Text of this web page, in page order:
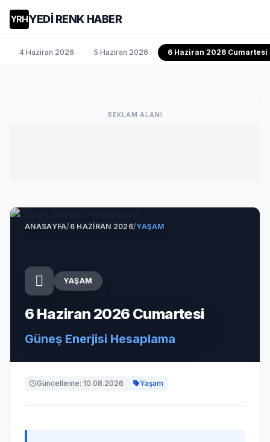
YRHYEDİ RENK HABER
4 Haziran 2026 5 Haziran 2026 6 Haziran 2026 Cumartesi
REKLAM ALANI
ANASAYFA/6 HAZIRAN 2026/YAŞAM
YAŞAM
6 Haziran 2026 Cumartesi
Güneş Enerjisi Hesaplama
Güncelleme: 10.08.2026 Yaşam